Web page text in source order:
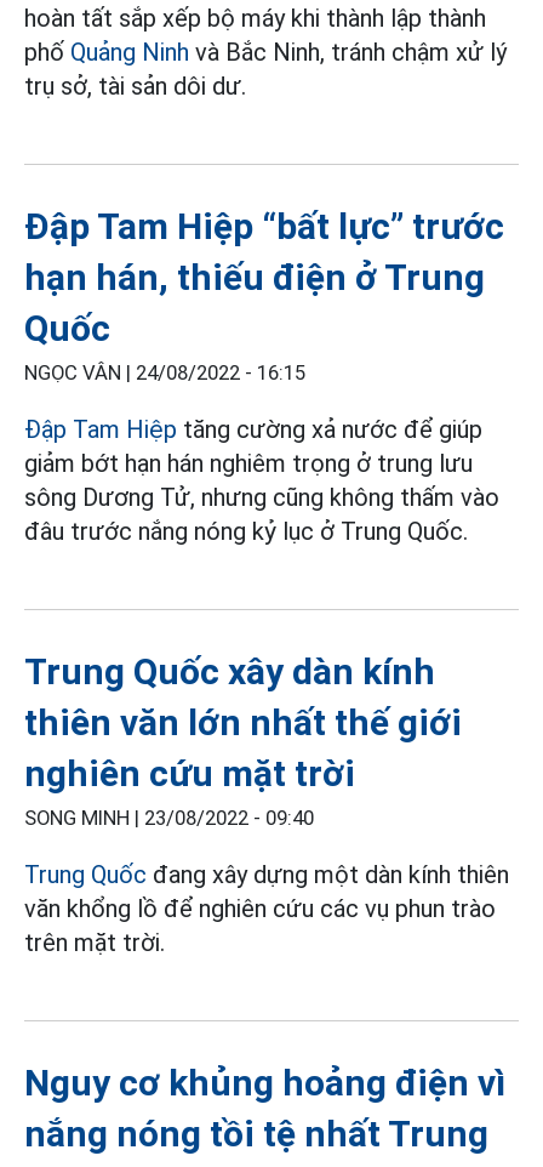
hoàn tất sắp xếp bộ máy khi thành lập thành
phố Quảng Ninh và Bắc Ninh, tránh chậm xử lý
trụ sở, tài sản dôi dư.
Đập Tam Hiệp “bất lực” trước
hạn hán, thiếu điện ở Trung
Quốc
NGỌC VÂN | 24/08/2022 - 16:15
Đập Tam Hiệp tăng cường xả nước để giúp
giảm bớt hạn hán nghiêm trọng ở trung lưu
sông Dương Tử, nhưng cũng không thấm vào
đâu trước nắng nóng kỷ lục ở Trung Quốc.
Trung Quốc xây dàn kính
thiên văn lớn nhất thế giới
nghiên cứu mặt trời
SONG MINH | 23/08/2022 - 09:40
Trung Quốc đang xây dựng một dàn kính thiên
văn khổng lồ để nghiên cứu các vụ phun trào
trên mặt trời.
Nguy cơ khủng hoảng điện vì
nắng nóng tồi tệ nhất Trung